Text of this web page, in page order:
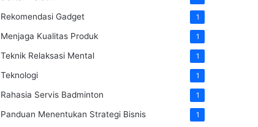
Rekomendasi Gadget 1
Menjaga Kualitas Produk 1
Teknik Relaksasi Mental 1
Teknologi 1
Rahasia Servis Badminton 1
Panduan Menentukan Strategi Bisnis 1